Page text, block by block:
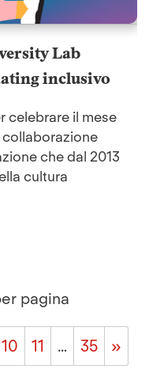
Lab
inclusivo
celebrare il mese
collaborazione
che dal 2013
cultura
pagina
10 11 … 35 »